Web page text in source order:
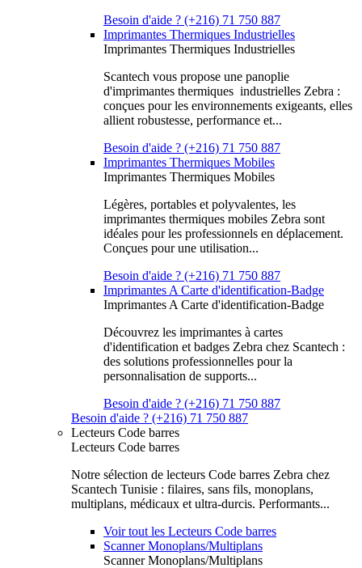
Besoin d'aide ? (+216) 71 750 887
Imprimantes Thermiques Industrielles
Imprimantes Thermiques Industrielles
Scantech vous propose une panoplie
d'imprimantes thermiques industrielles Zebra :
conçues pour les environnements exigeants, elles
allient robustesse, performance et...
Besoin d'aide ? (+216) 71 750 887
Imprimantes Thermiques Mobiles
Imprimantes Thermiques Mobiles
Légères, portables et polyvalentes, les
imprimantes thermiques mobiles Zebra sont
idéales pour les professionnels en déplacement.
Conçues pour une utilisation...
Besoin d'aide ? (+216) 71 750 887
Imprimantes A Carte d'identification-Badge
Imprimantes A Carte d'identification-Badge
Découvrez les imprimantes à cartes
d'identification et badges Zebra chez Scantech :
des solutions professionnelles pour la
personnalisation de supports...
Besoin d'aide ? (+216) 71 750 887
Besoin d'aide ? (+216) 71 750 887
Lecteurs Code barres
Lecteurs Code barres
Notre sélection de lecteurs Code barres Zebra chez
Scantech Tunisie : filaires, sans fils, monoplans,
multiplans, médicaux et ultra-durcis. Performants...
Voir tout les Lecteurs Code barres
Scanner Monoplans/Multiplans
Scanner Monoplans/Multiplans